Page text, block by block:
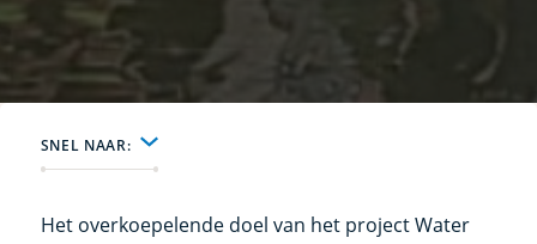
SNEL NAAR:
Het overkoepelende doel van het project Water